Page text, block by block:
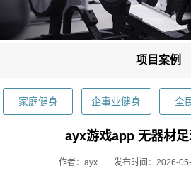
项目案例
家庭健身 企事业健身 全
ayx游戏app 无器材
作者：ayx 发布时间：2026-